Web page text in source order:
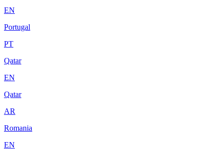
EN
Portugal
PT
Qatar
EN
Qatar
AR
Romania
EN